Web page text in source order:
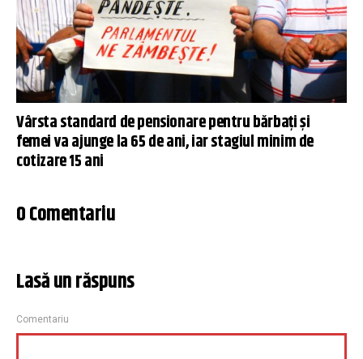
Vârsta standard de pensionare pentru bărbaţi şi
femei va ajunge la 65 de ani, iar stagiul minim de
cotizare 15 ani
0 Comentariu
Lasă un răspuns
Comentariu